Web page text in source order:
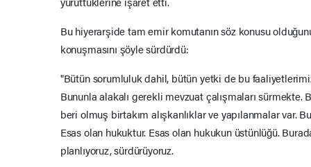
Bu hiyerarşide tam emir komutanın söz konusu
konuşmasını şöyle sürdürdü:
"Bütün sorumluluk dahil, bütün yetki de bu
Bununla alakalı gerekli mevzuat çalışmaları sürmekte.
beri olmuş birtakım alışkanlıklar ve yapılanmalar var.
Esas olan hukuktur. Esas olan hukukun üstünlüğü.
planlıyoruz, sürdürüyoruz.